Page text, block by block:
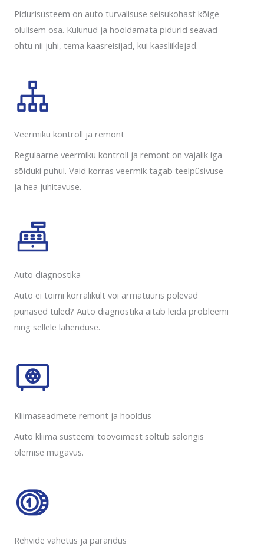
Pidurisüsteem on auto turvalisuse seisukohast kõige
olulisem osa. Kulunud ja hooldamata pidurid seavad
ohtu nii juhi, tema kaasreisijad, kui kaasliiklejad.
Veermiku kontroll ja remont
Regulaarne veermiku kontroll ja remont on vajalik iga
sõiduki puhul. Vaid korras veermik tagab teelpüsivuse
ja hea juhitavuse.
Auto diagnostika
Auto ei toimi korralikult või armatuuris põlevad
punased tuled? Auto diagnostika aitab leida probleemi
ning sellele lahenduse.
Kliimaseadmete remont ja hooldus
Auto kliima süsteemi töövõimest sõltub salongis
olemise mugavus.
Rehvide vahetus ja parandus